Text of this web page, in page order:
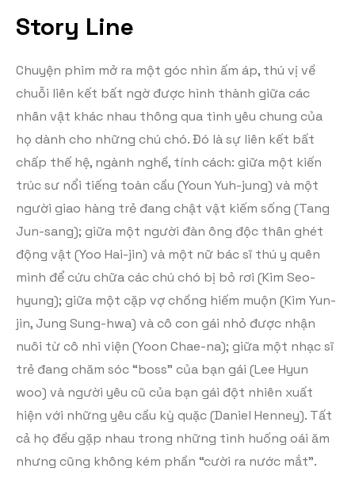
Story Line
Chuyện phim mở ra một góc nhìn ấm áp, thú vị về
chuỗi liên kết bất ngờ được hình thành giữa các
nhân vật khác nhau thông qua tình yêu chung của
họ dành cho những chú chó. Đó là sự liên kết bất
chấp thế hệ, ngành nghề, tính cách: giữa một kiến
trúc sư nổi tiếng toàn cầu (Youn Yuh-jung) và một
người giao hàng trẻ đang chật vật kiếm sống (Tang
Jun-sang); giữa một người đàn ông độc thân ghét
động vật (Yoo Hai-jin) và một nữ bác sĩ thú y quên
mình để cứu chữa các chú chó bị bỏ rơi (Kim Seo-
hyung); giữa một cặp vợ chồng hiếm muộn (Kim Yun-
jin, Jung Sung-hwa) và cô con gái nhỏ được nhận
nuôi từ cô nhi viện (Yoon Chae-na); giữa một nhạc sĩ
trẻ đang chăm sóc “boss” của bạn gái (Lee Hyun
woo) và người yêu cũ của bạn gái đột nhiên xuất
hiện với những yêu cầu kỳ quặc (Daniel Henney). Tất
cả họ đều gặp nhau trong những tình huống oái ăm
nhưng cũng không kém phần “cười ra nước mắt”.